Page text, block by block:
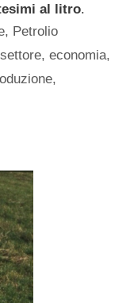
al litro.
, Petrolio
,economia,
,